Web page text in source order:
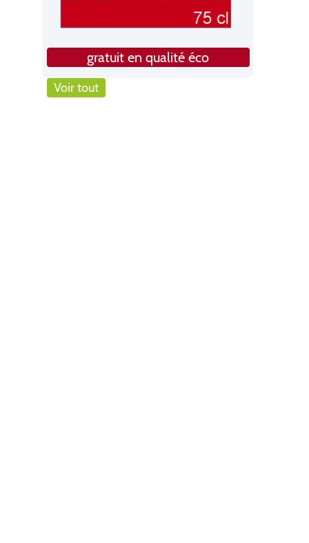
gratuit en qualité éco
Voir tout